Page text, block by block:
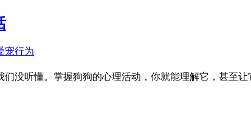
没听懂。掌握狗狗的心理活动，你就能理解它，甚至